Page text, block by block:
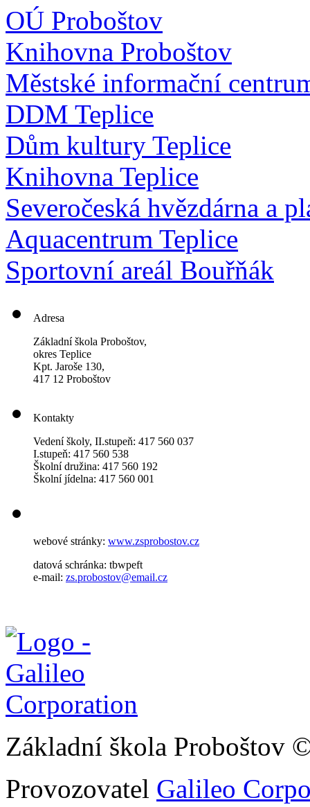
OÚ Proboštov
Knihovna Proboštov
Městské informační
DDM Teplice
Dům kultury Teplice
Knihovna Teplice
Severočeská hvězdárna a
Aquacentrum Teplice
Sportovní areál Bouřňák
Adresa
Základní škola Proboštov,
okres Teplice
Kpt. Jaroše 130,
417 12 Proboštov
Kontakty
Vedení školy, II.stupeň: 417 560 037
I.stupeň: 417 560 538
Školní družina: 417 560 192
Školní jídelna: 417 560 001
webové stránky: www.zsprobostov.cz
datová schránka: tbwpeft
e-mail: zs.probostov@email.cz
Základní škola Proboštov
Provozovatel Galileo